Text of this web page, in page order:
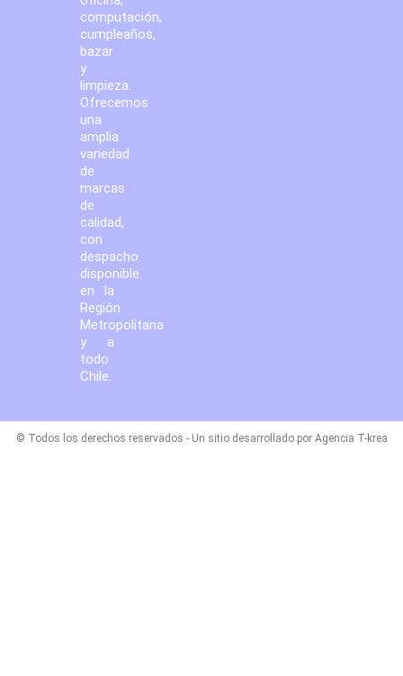
computación,
cumpleaños,
bazar
y
limpieza.
Ofrecemos
una
amplia
variedad
de
marcas
de
calidad,
con
despacho
disponible
en la
Región
Metropolitana
y a
todo
Chile.
© Todos los derechos reservados - Un sitio desarrollado por Agencia T-krea